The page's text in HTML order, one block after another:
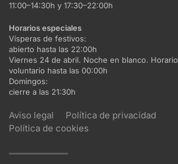
11:00–14:30h y 17:30–22:00h
Horarios especiales
Vísperas de festivos:
abierto hasta las 22:00h
Viernes 24 de abril. Noche en blanco. Horario
voluntario hasta las 00:00h
Domingos:
cierre a las 21:30h
Aviso legal
Política de privacidad
Política de cookies